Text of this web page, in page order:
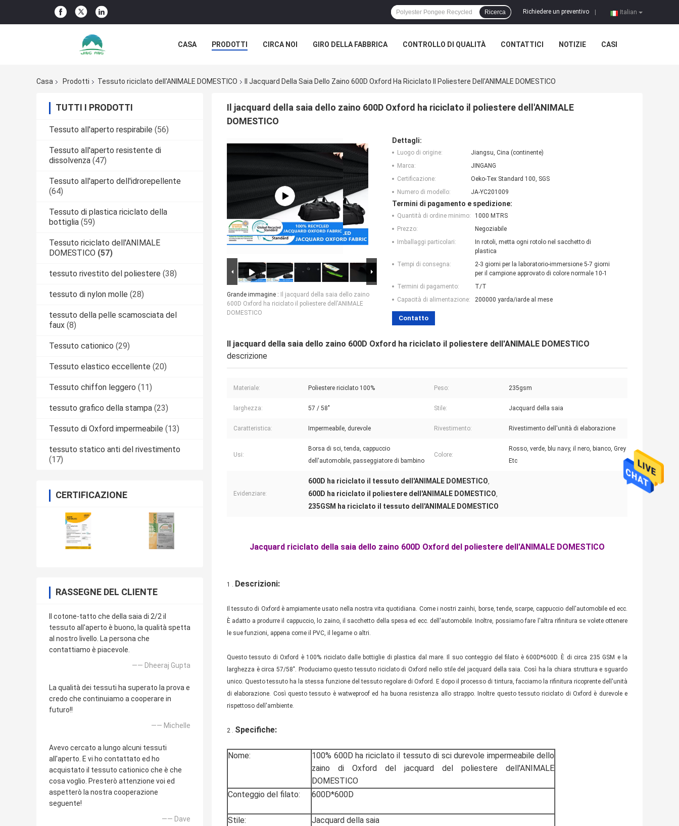
Italian
Richiedere un preventivo
Ricerca
CASA PRODOTTI CIRCA NOI GIRO DELLA FABBRICA CONTROLLO DI QUALITÀ CONTATTICI NOTIZIE CASI
Casa
Prodotti Tessuto riciclato dell'ANIMALE DOMESTICO Il Jacquard Della Saia Dello Zaino 600D Oxford Ha Riciclato Il Poliestere Dell'ANIMALE DOMESTICO
TUTTI I PRODOTTI
Tessuto all'aperto respirabile (56)
Tessuto all'aperto resistente di
dissolvenza (47)
Tessuto all'aperto dell'idrorepellente
(64)
Tessuto di plastica riciclato della
bottiglia (59)
Tessuto riciclato dell'ANIMALE
DOMESTICO (57)
tessuto rivestito del poliestere (38)
tessuto di nylon molle (28)
tessuto della pelle scamosciata del
faux (8)
Tessuto cationico (29)
Tessuto elastico eccellente (20)
Tessuto chiffon leggero (11)
tessuto grafico della stampa (23)
Tessuto di Oxford impermeabile (13)
tessuto statico anti del rivestimento
(17)
CERTIFICAZIONE
RASSEGNE DEL CLIENTE
Il cotone-tatto che della saia di 2/2 il
tessuto all'aperto è buono, la qualità spetta
al nostro livello. La persona che
contattiamo è piacevole.
—— Dheeraj Gupta
La qualità dei tessuti ha superato la prova e
credo che continuiamo a cooperare in
futuro!!
—— Michelle
Avevo cercato a lungo alcuni tessuti
all'aperto. E vi ho contattato ed ho
acquistato il tessuto cationico che è che
cosa voglio. Presterò attenzione voi ed
aspetterò la nostra cooperazione
seguente!
—— Dave
Il jacquard della saia dello zaino 600D Oxford ha riciclato il poliestere dell'ANIMALE
DOMESTICO
Grande immagine :
Il jacquard della saia dello zaino
600D Oxford ha riciclato il poliestere dell'ANIMALE
DOMESTICO
Dettagli:
Luogo di origine:
Jiangsu, Cina (continente)
Marca:
JINGANG
Certificazione:
Oeko-Tex Standard 100, SGS
Numero di modello:
JA-YC201009
Termini di pagamento e spedizione:
Quantità di ordine minimo:
1000 MTRS
Prezzo:
Negoziabile
Imballaggi particolari:
In rotoli, metta ogni rotolo nel sacchetto di
plastica
Tempi di consegna:
2-3 giorni per la laboratorio-immersione 5-7 giorni
per il campione approvato di colore normale 10-1
Termini di pagamento:
T/T
Capacità di alimentazione:
200000 yarda/iarde al mese
Contatto
Il jacquard della saia dello zaino 600D Oxford ha riciclato il poliestere dell'ANIMALE DOMESTICO
descrizione
Materiale: Poliestere riciclato 100% Peso: 235gsm
larghezza: 57 / 58" Stile: Jacquard della saia
Caratteristica: Impermeabile, durevole Rivestimento: Rivestimento dell'unità di elaborazione
Usi:
Borsa di sci, tenda, cappuccio
dell'automobile, passeggiatore di bambino
Colore:
Rosso, verde, blu navy, il nero, bianco, Grey
Etc
Evidenziare:
600D ha riciclato il tessuto dell'ANIMALE DOMESTICO,
600D ha riciclato il poliestere dell'ANIMALE DOMESTICO,
235GSM ha riciclato il tessuto dell'ANIMALE DOMESTICO
Jacquard riciclato della saia dello zaino 600D Oxford del poliestere dell'ANIMALE DOMESTICO
1 . Descrizioni:
Il tessuto di Oxford è ampiamente usato nella nostra vita quotidiana. Come i nostri zainhi, borse, tende, scarpe, cappuccio dell'automobile ed ecc.
È adatto a produrre il cappuccio, lo zaino, il sacchetto della spesa ed ecc. dell'automobile. Inoltre, possiamo fare l'altra rifinitura se volete ottenere
le sue funzioni, appena come il PVC, il legame o altri.
Questo tessuto di Oxford è 100% riciclato dalle bottiglie di plastica dal mare. Il suo conteggio del filato è 600D*600D. È di circa 235 GSM e la
larghezza è circa 57/58". Produciamo questo tessuto riciclato di Oxford nello stile del jacquard della saia. Così ha la chiara struttura e sguardo
unico. Questo tessuto ha la stessa funzione del tessuto regolare di Oxford. E dopo il processo di tintura, facciamo la rifinitura ricoprente dell'unità
di elaborazione. Così questo tessuto è watweproof ed ha buona resistenza allo strappo. Inoltre questo tessuto riciclato di Oxford è durevole e
rispettoso dell'ambiente.
2 . Specifiche:
Nome:
100% 600D ha riciclato il tessuto di sci durevole impermeabile dello
zaino di Oxford del jacquard del poliestere dell'ANIMALE
DOMESTICO
Conteggio del filato:
600D*600D
Stile: Jacquard della saia